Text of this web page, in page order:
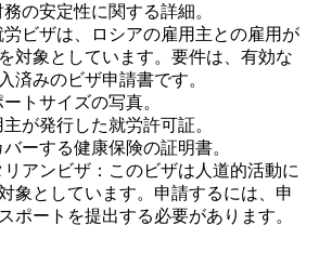
の安定性に関する詳細。
ビザは、ロシアの雇用主との雇用が
対象としています。要件は、有効な
済みのビザ申請書です。
トサイズの写真。
が発行した就労許可証。
ーする健康保険の証明書。
リアンビザ：このビザは人道的活動に
象としています。申請するには、申
ポートを提出する必要があります。